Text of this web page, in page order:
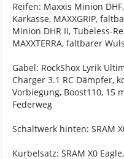
Reifen: Maxxis Minion
Karkasse, MAXXGRIP,
Minion DHR II, Tubeless-
MAXXTERRA, faltbarer
Gabel: RockShox Lyrik
Charger 3.1 RC Dämpfer,
Vorbiegung, Boost110, 15
Federweg
Schaltwerk hinten: SRAM
Kurbelsatz: SRAM X0